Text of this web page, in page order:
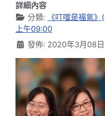
詳細內容
分類:
《叮噹是福氣
上午09:00
發佈: 2020年3月08日